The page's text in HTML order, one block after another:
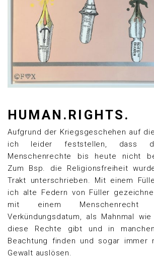
HUMAN.RIGHTS.
Aufgrund der Kriegsgeschehen auf
ich leider feststellen, dass
Menschenrechte bis heute nicht
Zum Bsp. die Religionsfreiheit
Trakt unterschrieben. Mit einem
ich alte Federn von Füller
mit einem Menschenrecht
Verkündungsdatum, als Mahnmal
diese Rechte gibt und in
Beachtung finden und sogar immer
Gewalt auslösen.